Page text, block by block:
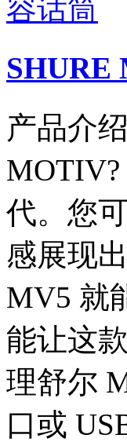
SHURE
产品介
代。您
感展现
MV5 就
能让这
理舒尔
口或